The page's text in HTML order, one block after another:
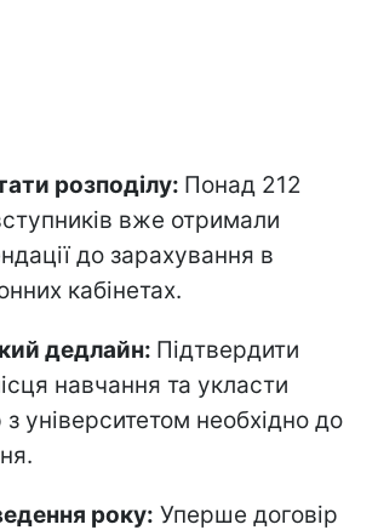
розподілу: Понад 212
вже отримали
до зарахування в
кабінетах.
дедлайн: Підтвердити
навчання та укласти
з університетом необхідно до
року: Уперше договір